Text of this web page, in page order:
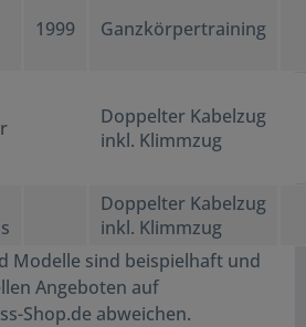
1999 Ganzkörpertraining
Doppelter Kabelzug
inkl. Klimmzug
Doppelter Kabelzug
inkl. Klimmzug
Modelle sind beispielhaft und
Angeboten auf
Shop.de abweichen.